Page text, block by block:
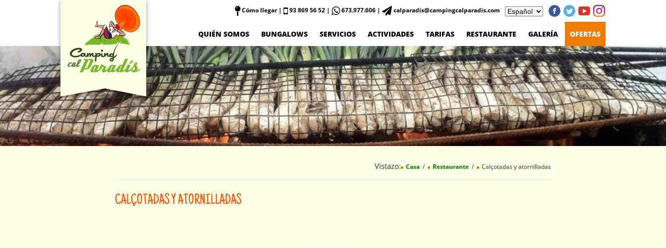
Cómo llegar| 93 869 56 52 | 673.977.606 | calparadis@campingcalparadis.com
QUIÉN SOMOS BUNGALOWS SERVICIOS ACTIVIDADES TARIFAS RESTAURANTE GALERÍA OFERTAS
Vistazo: Casa Restaurante Calçotadas y atornilladas
CALÇOTADAS Y ATORNILLADAS